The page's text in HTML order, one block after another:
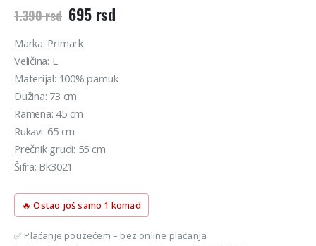
1.390rsd Originalna
cena
je
1.390 rsd.
695 rsdTrenutna
cena
Marka: Primark
Veličina: L
Materijal: 100% pamuk
Dužina: 73 cm
Ramena: 45 cm
Rukavi: 65 cm
Prečnik grudi: 55 cm
Šifra: Bk3021
🔥 Ostao još samo 1 komad
✅ Plaćanje pouzećem – bez online plaćanja